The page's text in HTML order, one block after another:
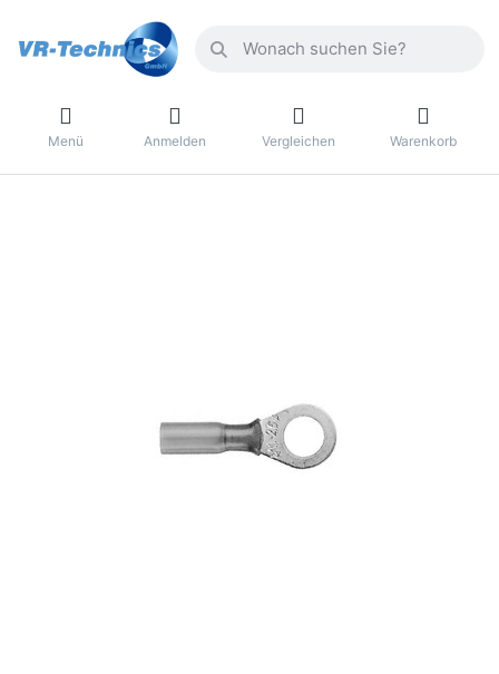
Menü Anmelden Vergleichen Warenkorb